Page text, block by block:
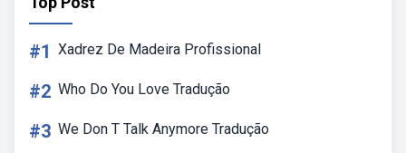
#1 Xadrez De Madeira Profissional
#2 Who Do You Love Tradução
#3 We Don T Talk Anymore Tradução